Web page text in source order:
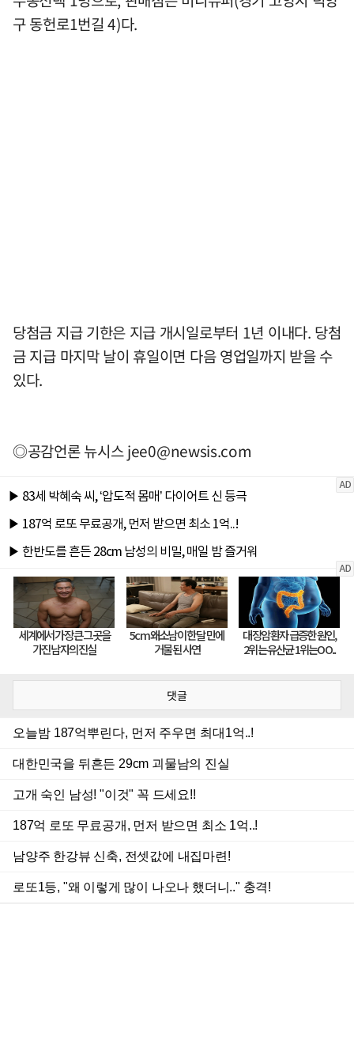
구 동헌로1번길 4)다.
당첨금 지급 기한은 지급 개시일로부터 1년 이내다. 당첨
금 지급 마지막 날이 휴일이면 다음 영업일까지 받을 수
있다.
◎공감언론 뉴시스jee0@newsis.com
댓글